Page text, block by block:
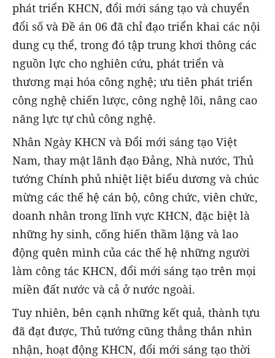
phát triển KHCN, đổi mới sáng tạo và chuyển
đổi số và Đề án 06 đã chỉ đạo triển khai các nội
dung cụ thể, trong đó tập trung khơi thông các
nguồn lực cho nghiên cứu, phát triển và
thương mại hóa công nghệ; ưu tiên phát triển
công nghệ chiến lược, công nghệ lõi, nâng cao
năng lực tự chủ công nghệ.
Nhân Ngày KHCN và Đổi mới sáng tạo Việt
Nam, thay mặt lãnh đạo Đảng, Nhà nước, Thủ
tướng Chính phủ nhiệt liệt biểu dương và chúc
mừng các thế hệ cán bộ, công chức, viên chức,
doanh nhân trong lĩnh vực KHCN, đặc biệt là
những hy sinh, cống hiến thầm lặng và lao
động quên mình của các thế hệ những người
làm công tác KHCN, đổi mới sáng tạo trên mọi
miền đất nước và cả ở nước ngoài.
Tuy nhiên, bên cạnh những kết quả, thành tựu
đã đạt được, Thủ tướng cũng thẳng thắn nhìn
nhận, hoạt động KHCN, đổi mới sáng tạo thời